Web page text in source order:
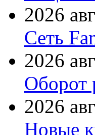
2026
Сеть
2026
Оборот
2026
Новые